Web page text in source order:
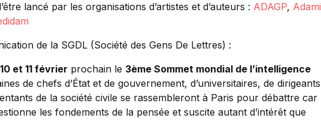
lancé par les organisations d’artistes et d’auteurs : ADAGP, Adami
de la SGDL (Société des Gens De Lettres) :
10 et 11 février prochain le 3ème Sommet mondial de l’intelligence
de chefs d’État et de gouvernement, d’universitaires, de dirigeants
de la société civile se rassembleront à Paris pour débattre car
les fondements de la pensée et suscite autant d’intérêt que